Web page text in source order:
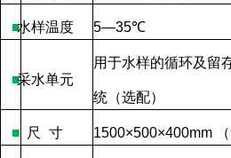
■水样温度 5—35℃
■采水单元
用于水样的循环及留
统（选配）
■ 尺 寸 1500×500×400mm